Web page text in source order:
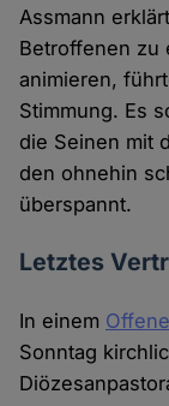
Assmann
Betroffenen zu
animieren,
Stimmung. Es
die Seinen mit
den ohnehin
überspannt.
Letztes
In einem
Sonntag